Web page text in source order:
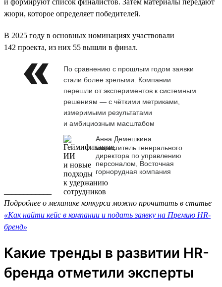
жюри, которое определяет победителей.
В 2025 году в основных номинациях участвовали
142 проекта, из них 55 вышли в финал.
По сравнению с прошлым годом заявки
стали более зрелыми. Компании
перешли от экспериментов к системным
решениям — с чёткими метриками,
измеримыми результатами
и амбициозным масштабом
Анна Демешкина
заместитель генерального
директора по управлению
персоналом, Восточная
горнорудная компания
Подробнее о механике конкурса можно прочитать в статье
«Как найти кейс в компании и подать заявку на Премию HR-
бренд»
Какие тренды в развитии HR-
бренда отметили эксперты